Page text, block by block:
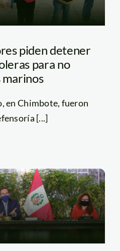
piden detener
para no
en Chimbote, fueron
[...]